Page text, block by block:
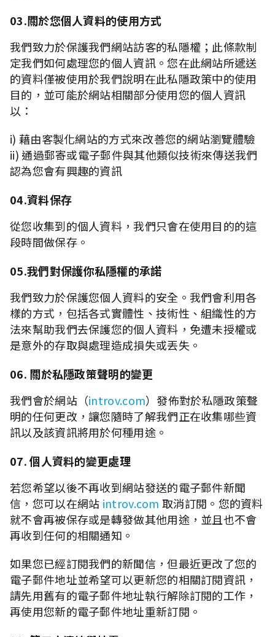
03.關於您個人資料的使用方式
我們致力於保護我們網站訪客的私隱權；此條款制
定我們如何處理您的個人資訊。您在此網站所遞送
的資料僅被使用於我們說明在此私隱政策中的使用
目的，並可能於網站相關部分使用您的個人資訊
以：
i) 藉由客製化網站的方式來改善您的網站瀏覽體驗
ii) 通過郵寄或電子郵件與其他類似技術來傳送我們
認為您會有興趣的資訊
04.資料保存
從您收集到的個人資料，我們只會在使用目的的這
段時間做保存。
05.我們對保護你私隱權的承諾
我們致力於保護您個人資料的安全。我們會利用各
樣的方式，包括各式實體性、技術性、組織性的方
法來幫助我們去保護您的個人資料，免遭未授權或
是意外的存取與處理造成損失或丟失。
06. 關於私隱政策聲明的變更
我們會於網站（introv.com）發佈對於私隱政策聲
明的任何更改，讓您隨時了解我們正在收集哪些資
訊以及該資訊將用於何種用途。
07. 個人資料的變更處理
若您希望以後不再收到網站發送的電子郵件新聞
信，您可以在網站 introv.com 取消訂閱。您的資料
就不會再被保存或是轉發做其他用途，並且也不會
再收到任何的相關通知。
如果您已經訂閱我們的新聞信，但最近更改了您的
電子郵件地址並希望可以更新您的相關訂閱資訊，
請先用舊有的電子郵件地址執行解除訂閱的工作，
再使用您新的電子郵件地址重新訂閱。